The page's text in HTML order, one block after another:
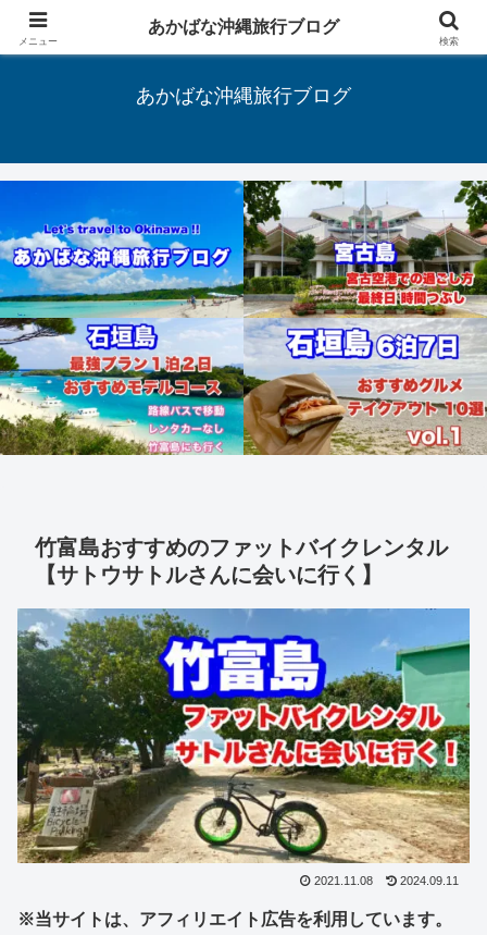
Let's travel to Okinawa !!
あかばな沖縄旅行ブログ
竹富島おすすめのファットバイクレンタル
【サトウサトルさんに会いに行く】
2021.11.08 2024.09.11
※当サイトは、アフィリエイト広告を利用しています。
メニュー
あかばな沖縄旅行ブログ
検索